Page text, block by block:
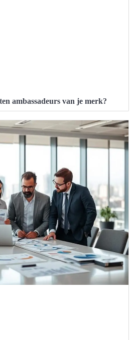
ambassadeurs van je merk?